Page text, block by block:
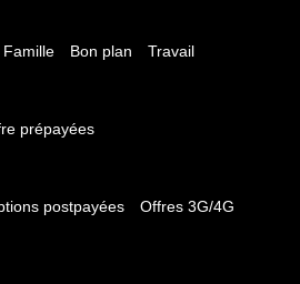
Famille Bon plan Travail
prépayées
postpayées
Offres 3G/4G